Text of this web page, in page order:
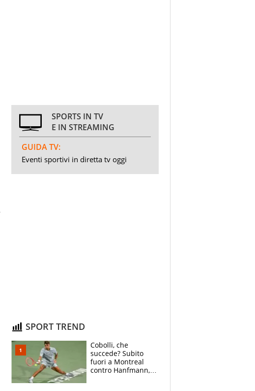
SPORTS IN TV
E IN STREAMING
GUIDA TV:
Eventi sportivi in diretta tv oggi
SPORT TREND
Cobolli, che
succede? Subito
fuori a Montreal
contro Hanfmann,